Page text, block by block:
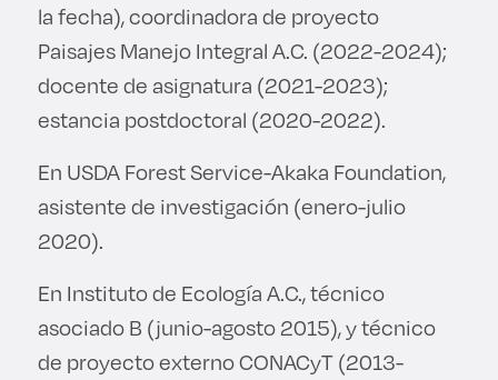
Becas
Sustentabilidad
la fecha), coordinadora de proyecto
Paisajes Manejo Integral A.C. (2022-2024);
docente de asignatura (2021-2023);
estancia postdoctoral (2020-2022).
En USDA Forest Service-Akaka Foundation,
asistente de investigación (enero-julio
2020).
En Instituto de Ecología A.C., técnico
asociado B (junio-agosto 2015), y técnico
de proyecto externo CONACyT (2013-